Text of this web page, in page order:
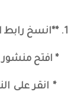
1. **انسخ رابط المنشور:**
* افتح منشور
* انقر على